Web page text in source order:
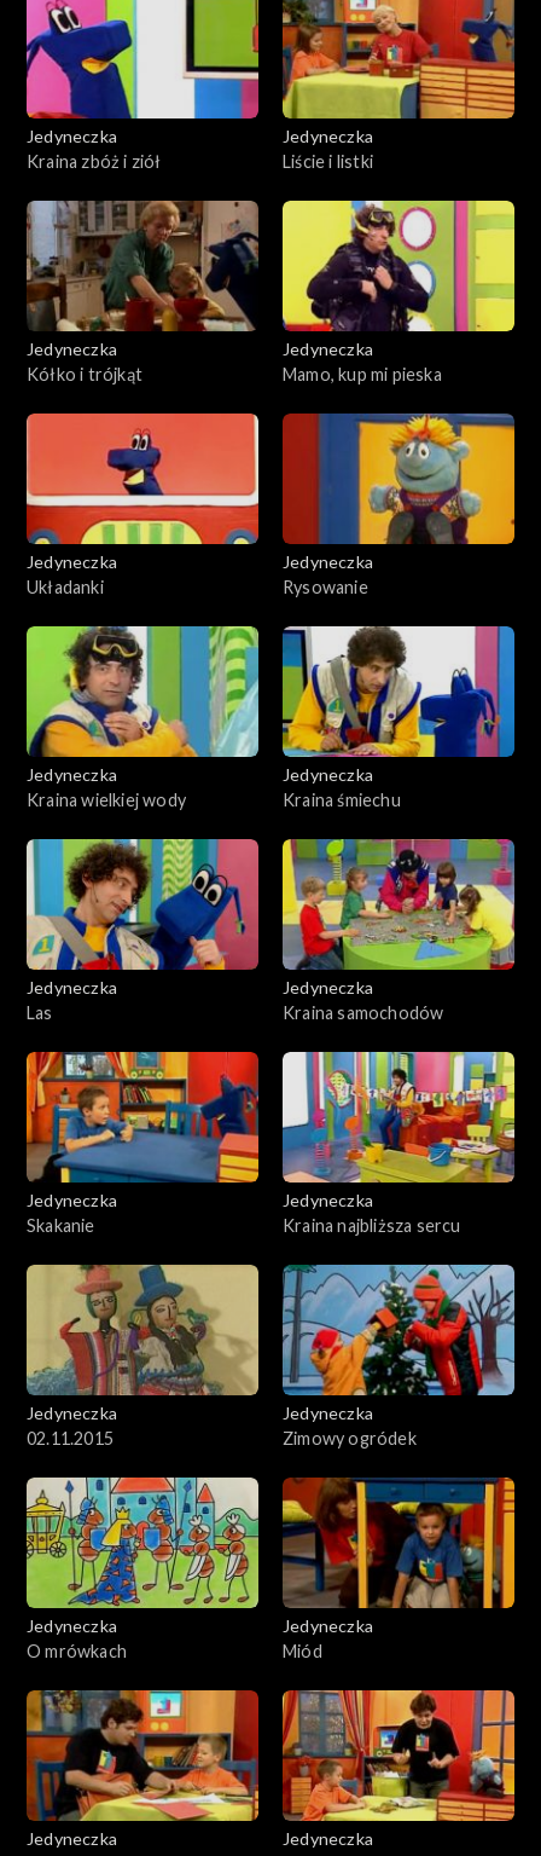
Jedyneczka
Kraina zbóż i ziół
Jedyneczka
Liście i listki
Jedyneczka
Kółko i trójkąt
Jedyneczka
Mamo, kup mi pieska
Jedyneczka
Układanki
Jedyneczka
Rysowanie
Jedyneczka
Kraina wielkiej wody
Jedyneczka
Kraina śmiechu
Jedyneczka
Las
Jedyneczka
Kraina samochodów
Jedyneczka
Skakanie
Jedyneczka
Kraina najbliższa sercu
Jedyneczka
02.11.2015
Jedyneczka
Zimowy ogródek
Jedyneczka
O mrówkach
Jedyneczka
Miód
Jedyneczka
Jedyneczka